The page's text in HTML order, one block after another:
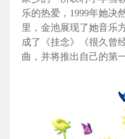
乐的热爱，1999年她决
里，金池展现了她音乐
成了《挂念》《很久曾
曲，并将推出自己的第